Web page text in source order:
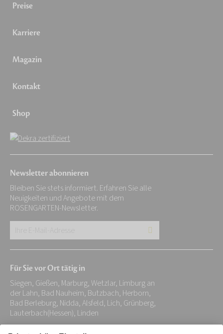
Preise
Karriere
Magazin
Kontakt
Shop
Newsletter abonnieren
Bleiben Sie stets informiert. Erfahren Sie alle
Neuigkeiten und Angebote mit dem
ROSENGARTEN-Newsletter.
Adresse:
*
Für Sie vor Ort tätig in
Siegen, Gießen, Marburg, Wetzlar, Limburg an
der Lahn, Bad Nauheim, Butzbach, Herborn,
Bad Berleburg, Nidda, Alsfeld, Lich, Grünberg,
Lauterbach(Hessen), Linden